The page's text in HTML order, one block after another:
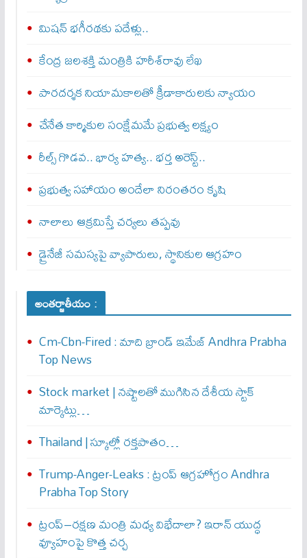
మిషన్ భగీరథకు పదేళ్లు..
కేంద్ర జలశక్తి మంత్రికి హరీశ్‌రావు లేఖ
పారదర్శక నియామకాలతో క్రీడాకారులకు న్యాయం
చేనేత కార్మికుల సంక్షేమమే ప్రభుత్వ లక్ష్యం
రీల్స్ గొడవ.. భార్య హత్య.. భర్త అరెస్ట్..
ప్రభుత్వ సహాయం అందేలా నిరంతరం కృషి
నాలాలు ఆక్రమిస్తే చర్యలు తప్పవు
డ్రైనేజీ సమస్యపై వ్యాపారులు, స్థానికుల ఆగ్రహం
అంతర్జాతీయం :
Cm-Cbn-Fired : మాది బ్రాండ్ ఇమేజ్ Andhra Prabha
Top News
Stock market | నష్టాలతో ముగిసిన దేశీయ స్టాక్
మార్కెట్లు…
Thailand | స్కూల్లో రక్తపాతం…
Trump-Anger-Leaks : ట్రంప్ ఆగ్ర‌హోగ్రం Andhra
Prabha Top Story
ట్రంప్–రక్షణ మంత్రి మధ్య విభేదాలా? ఇరాన్ యుద్ధ
వ్యూహంపై కొత్త చర్చ